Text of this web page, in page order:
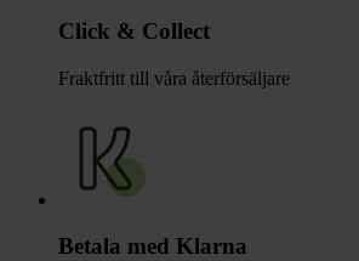
Click & Collect
Fraktfritt till våra återförsäljare
Betala med Klarna